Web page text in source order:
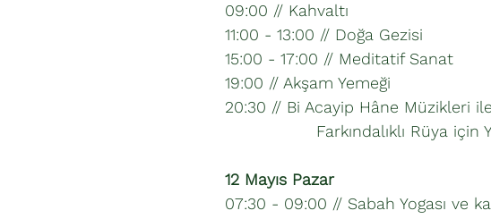
09:00 // Kahvaltı
11:00 - 13:00 // Doğa Gezisi
15:00 - 17:00 // Meditatif Sanat
19:00 // Akşam Yemeği
20:30 // Bi Acayip Hâne Müzikleri
Farkındalıklı Rüya için
12 Mayıs Pazar
07:30 - 09:00 // Sabah Yogası ve